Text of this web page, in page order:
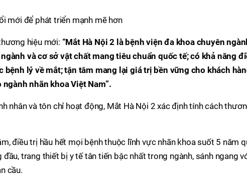
mới để phát triển mạnh mẽ hơn
hiệu mới: “Mắt Hà Nội 2 là bệnh viện đa khoa chuyên
và cơ sở vật chất mang tiêu chuẩn quốc tế; có khả năng
bệnh lý về mắt; tận tâm mang lại giá trị bền vững cho khách
nhãn khoa Việt Nam”.
nhân và tôn chỉ hoạt động, Mắt Hà Nội 2 xác định tính cách
điều trị hầu hết mọi bệnh thuộc lĩnh vực nhãn khoa suốt 5 năm
trang thiết bị y tế tân tiến bậc nhất trong ngành, sánh ngang
cầu.